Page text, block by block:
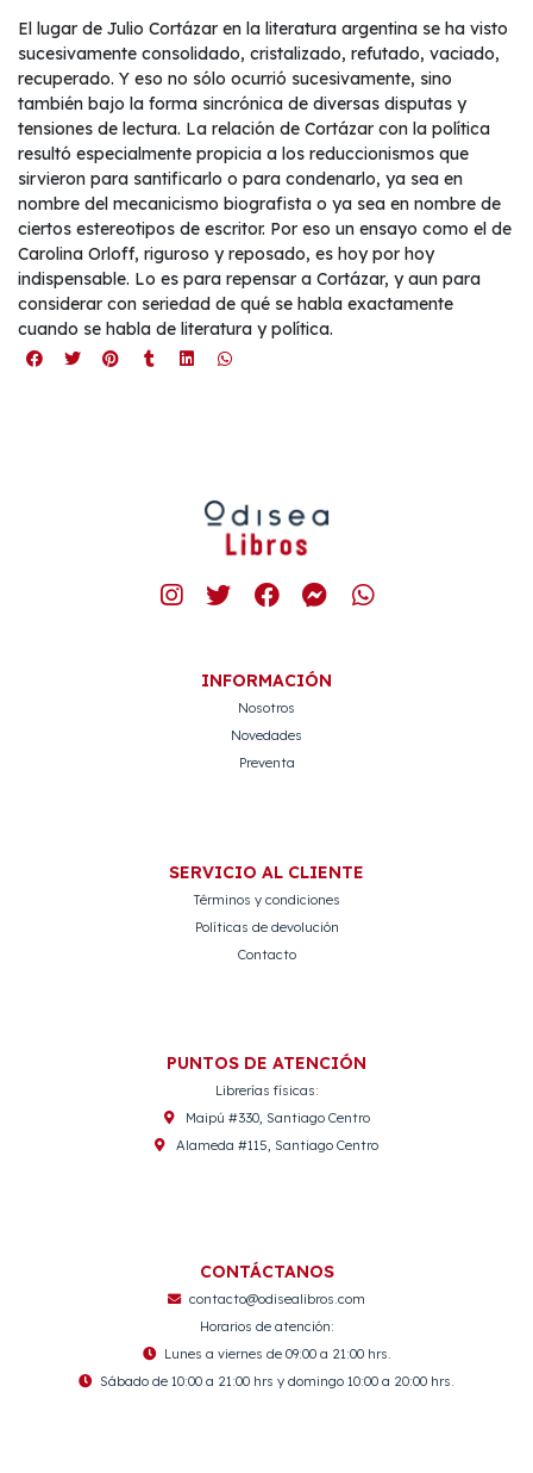
El lugar de Julio Cortázar en la literatura argentina se ha visto
sucesivamente consolidado, cristalizado, refutado, vaciado,
recuperado. Y eso no sólo ocurrió sucesivamente, sino
también bajo la forma sincrónica de diversas disputas y
tensiones de lectura. La relación de Cortázar con la política
resultó especialmente propicia a los reduccionismos que
sirvieron para santificarlo o para condenarlo, ya sea en
nombre del mecanicismo biografista o ya sea en nombre de
ciertos estereotipos de escritor. Por eso un ensayo como el de
Carolina Orloff, riguroso y reposado, es hoy por hoy
indispensable. Lo es para repensar a Cortázar, y aun para
considerar con seriedad de qué se habla exactamente
cuando se habla de literatura y política.
INFORMACIÓN
Nosotros
Novedades
Preventa
SERVICIO AL CLIENTE
Términos y condiciones
Políticas de devolución
Contacto
PUNTOS DE ATENCIÓN
Librerías físicas:
Maipú #330, Santiago Centro
Alameda #115, Santiago Centro
CONTÁCTANOS
contacto@odisealibros.com
Horarios de atención:
Lunes a viernes de 09:00 a 21:00 hrs.
Sábado de 10:00 a 21:00 hrs y domingo 10:00 a 20:00 hrs.